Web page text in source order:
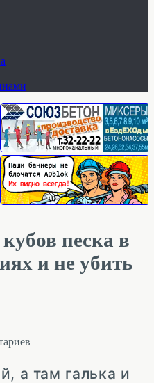
песка в
и не убить
а там галька и